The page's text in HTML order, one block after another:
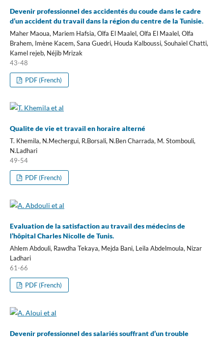
Devenir professionnel des accidentés du coude dans le cadre
d’un accident du travail dans la région du centre de la Tunisie.
Maher Maoua, Mariem Hafsia, Olfa El Maalel, Olfa El Maalel, Olfa
Brahem, Imène Kacem, Sana Guedri, Houda Kalboussi, Souhaiel Chatti,
Kamel rejeb, Néjib Mrizak
43-48
PDF (French)
Qualite de vie et travail en horaire alterné
T. Khemila, N.Mechergui, R.Borsali, N.Ben Charrada, M. Stombouli,
N.Ladhari
49-54
PDF (French)
Evaluation de la satisfaction au travail des médecins de
l’hôpital Charles Nicolle de Tunis.
Ahlem Abdouli, Rawdha Tekaya, Mejda Bani, Leila Abdelmoula, Nizar
Ladhari
61-66
PDF (French)
Devenir professionnel des salariés souffrant d’un trouble